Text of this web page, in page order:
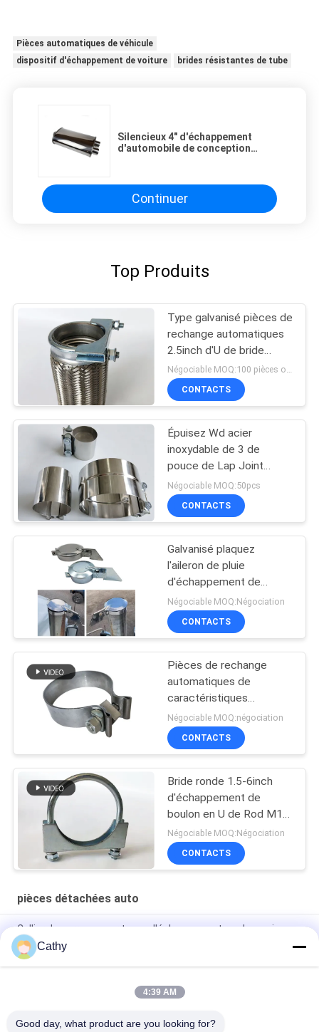
Pièces automatiques de véhicule
dispositif d'échappement de voiture
brides résistantes de tube
Silencieux 4" d'échappement
d'automobile de conception
X 9"
Continuer
Top Produits
Type galvanisé pièces de
rechange automatiques
2.5inch d'U de bride
d'échappement de
boulon
Négociable MOQ:100 pièces ou négociation
CONTACTS
Épuisez Wd acier
inoxydable de 3 de
pouce de Lap Joint
Clamp Auto Pipe pièces
de rechange de
réparation
Négociable MOQ:50pcs
CONTACTS
Galvanisé plaquez
l'aileron de pluie
d'échappement de
tondeuse à gazon
1.0INCH - 8.0INCH
Négociable MOQ:Négociation
CONTACTS
Pièces de rechange
automatiques de
caractéristiques
multiples
Négociable MOQ:négociation
CONTACTS
Bride ronde 1.5-6inch
d'échappement de
boulon en U de Rod M10
de plaque d'acier
universelle
Négociable MOQ:Négociation
CONTACTS
pièces détachées auto
Collier de serrage pour tuyau d'échappement rond en acier
inoxydable 304 de 5 pouces d'épaisseur 0,5 mm
Pièces détachées en acier galvanisé
pièces détachées automobiles en acier galvanisé 2,5" U Bolt
Cathy
4:39 AM
Good day, what product are you looking for?